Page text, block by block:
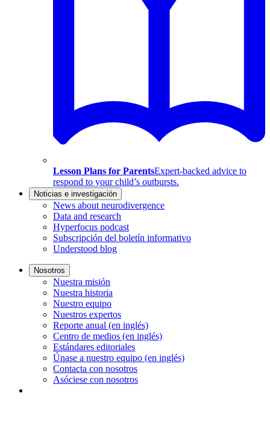
Lesson Plans for ParentsExpert-backed advice to
respond to your child’s outbursts.
Noticias e investigación
News about neurodivergence
Data and research
Hyperfocus podcast
Subscripción del boletín informativo
Understood blog
Nosotros
Nuestra misión
Nuestra historia
Nuestro equipo
Nuestros expertos
Reporte anual (en inglés)
Centro de medios (en inglés)
Estándares editoriales
Únase a nuestro equipo (en inglés)
Contacta con nosotros
Asóciese con nosotros